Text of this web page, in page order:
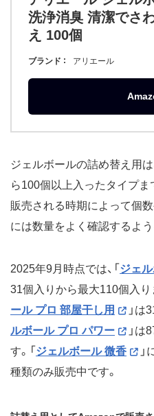
洗浄消臭 清潔でさ
え 100個
ブランド アリエール
ジェルボールの詰め替え用
ら100個以上入ったタイプま
販売される時期によって個
には数量をよく確認するよう
2025年9月時点では、「 ジェ
31個入りから最大110個入り
ール プロ 部屋干し用
」は
ルボール プロ パワー
」
す。「 ジェルボール 微香
種類のみ販売中です。